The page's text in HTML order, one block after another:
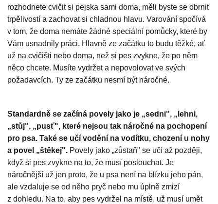
rozhodnete cvičit si pejska sami doma, měli byste se obrnit
trpělivostí a zachovat si chladnou hlavu. Varování spočívá
v tom, že doma nemáte žádné speciální pomůcky, které by
Vám usnadnily práci. Hlavně ze začátku to budu těžké, ať
už na cvičišti nebo doma, než si pes zvykne, že po něm
něco chcete. Musíte vydržet a nepovolovat ve svých
požadavcích. Ty ze začátku nesmí být náročné.
Standardně se začíná povely jako je „sedni", „lehni,
„stůj", „pusť", které nejsou tak náročné na pochopení
pro psa. Také se učí vodění na vodítku, chození u nohy
a povel „štěkej". Povely jako „zůstaň" se učí až později,
když si pes zvykne na to, že musí poslouchat. Je
náročnější už jen proto, že u psa není na blízku jeho pán,
ale vzdaluje se od něho pryč nebo mu úplně zmizí
z dohledu. Na to, aby pes vydržel na místě, už musí umět